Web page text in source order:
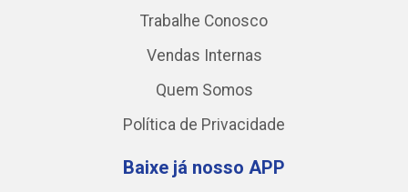
Trabalhe Conosco
Vendas Internas
Quem Somos
Política de Privacidade
Baixe já nosso APP